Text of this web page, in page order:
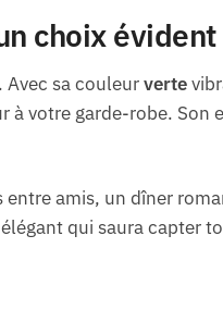
choix évident
sa couleurverte
à votre garde-robe. Son
entre amis, un dîner
qui saura capter